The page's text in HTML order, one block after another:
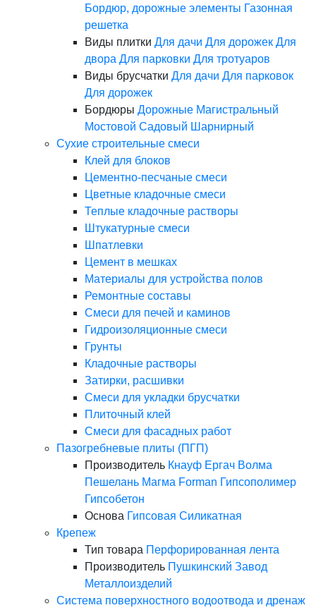
Бордюр, дорожные элементы Газонная
решетка
Виды плитки Для дачи Для дорожек Для
двора Для парковки Для тротуаров
Виды брусчатки Для дачи Для парковок
Для дорожек
Бордюры Дорожные Магистральный
Мостовой Садовый Шарнирный
Сухие строительные смеси
Клей для блоков
Цементно-песчаные смеси
Цветные кладочные смеси
Теплые кладочные растворы
Штукатурные смеси
Шпатлевки
Цемент в мешках
Материалы для устройства полов
Ремонтные составы
Смеси для печей и каминов
Гидроизоляционные смеси
Грунты
Кладочные растворы
Затирки, расшивки
Смеси для укладки брусчатки
Плиточный клей
Смеси для фасадных работ
Пазогребневые плиты (ПГП)
Производитель Кнауф Ергач Волма
Пешелань Магма Forman Гипсополимер
Гипсобетон
Основа Гипсовая Силикатная
Крепеж
Тип товара Перфорированная лента
Производитель Пушкинский Завод
Металлоизделий
Система поверхностного водоотвода и дренаж